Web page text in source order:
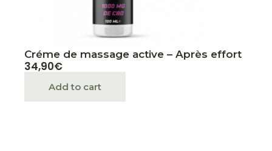
Créme de massage active – Après effort
34,90€
Add to cart